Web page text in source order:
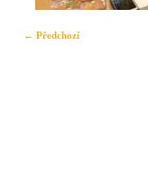
← Předchozí